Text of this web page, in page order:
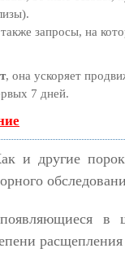
запросы, на
, она ускоряет
7 дней.
и другие
в